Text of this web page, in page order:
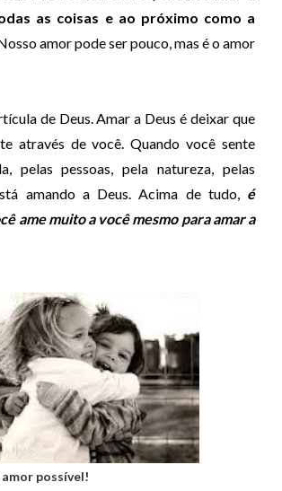
as coisas e ao próximo como a
amor pode ser pouco, mas é o amor
de Deus. Amar a Deus é deixar que
através de você. Quando você sente
pelas pessoas, pela natureza, pelas
amando a Deus. Acima de tudo, é
ame muito a você mesmo para amar a
possível!